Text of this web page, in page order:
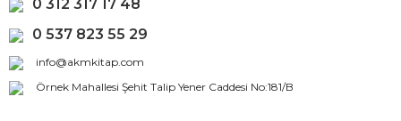
0 312 317 17 48
0 537 823 55 29
info@akmkitap.com
Örnek Mahallesi Şehit Talip Yener Caddesi No:181/B